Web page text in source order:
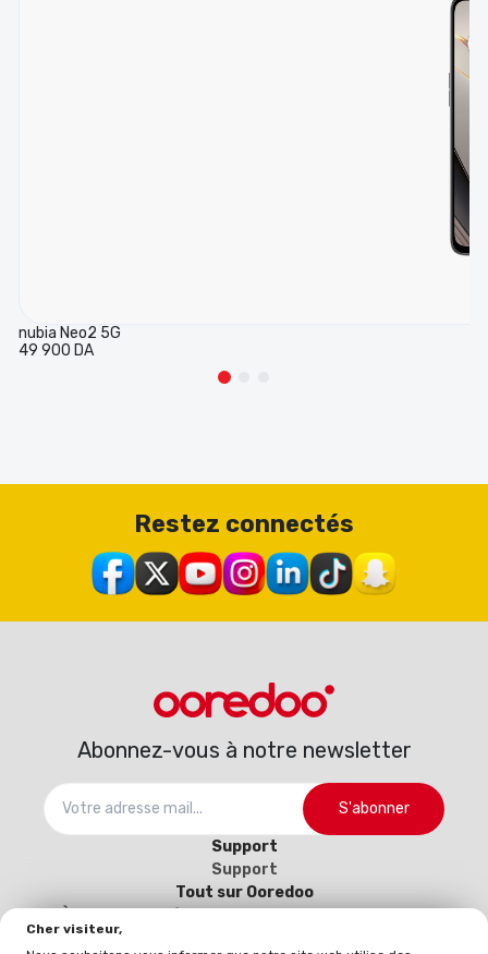
Cher visiteur,
nubia Neo2 5G
49 900 DA
Restez connectés
Abonnez-vous à notre newsletter
S'abonner
Support
Support
Tout sur Ooredoo
2025-2026